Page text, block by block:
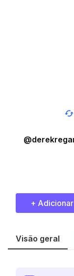
+
Visão geral